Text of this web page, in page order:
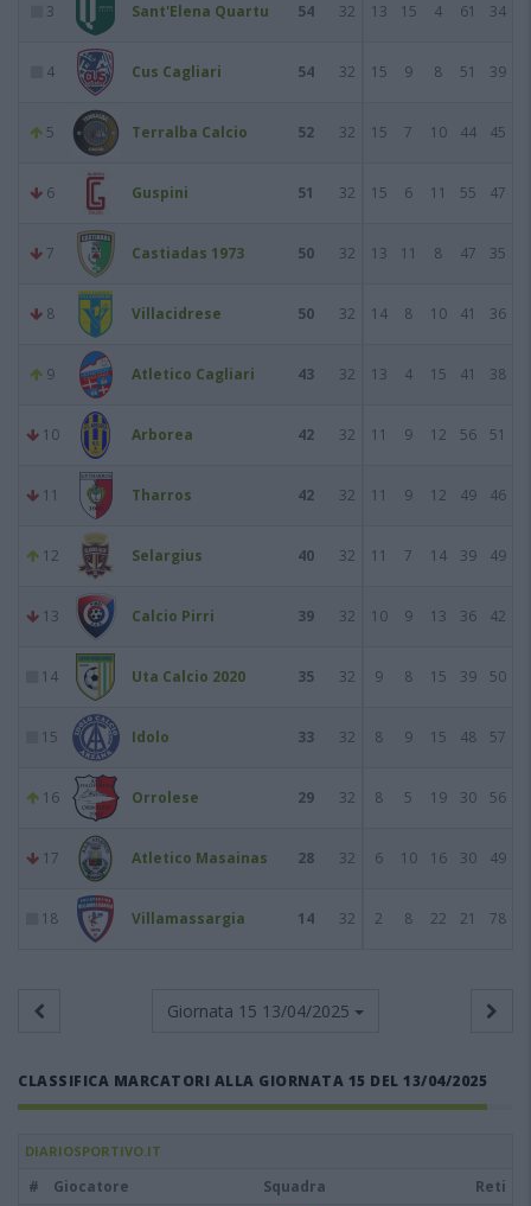
3 Sant'Elena Quartu 54 32 13 15 4 61 34
4 Cus Cagliari 54 32 15 9 8 51 39
5 Terralba Calcio 52 32 15 7 10 44 45
6 Guspini 51 32 15 6 11 55 47
7 Castiadas 1973 50 32 13 11 8 47 35
8 Villacidrese 50 32 14 8 10 41 36
9 Atletico Cagliari 43 32 13 4 15 41 38
10 Arborea 42 32 11 9 12 56 51
11 Tharros 42 32 11 9 12 49 46
12 Selargius 40 32 11 7 14 39 49
13 Calcio Pirri 39 32 10 9 13 36 42
14 Uta Calcio 2020 35 32 9 8 15 39 50
15 Idolo 33 32 8 9 15 48 57
16 Orrolese 29 32 8 5 19 30 56
17 Atletico Masainas 28 32 6 10 16 30 49
18 Villamassargia 14 32 2 8 22 21 78
Giornata 15 13/04/2025
CLASSIFICA MARCATORI ALLA GIORNATA 15 DEL 13/04/2025
DIARIOSPORTIVO.IT
# Giocatore Squadra Reti